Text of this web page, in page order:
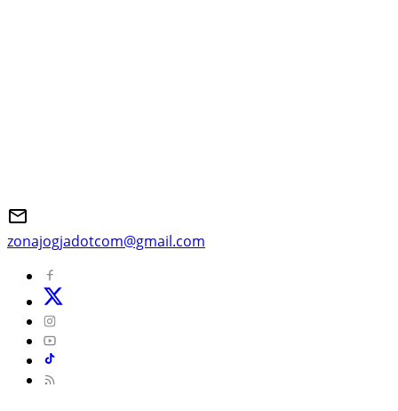
zonajogjadotcom@gmail.com